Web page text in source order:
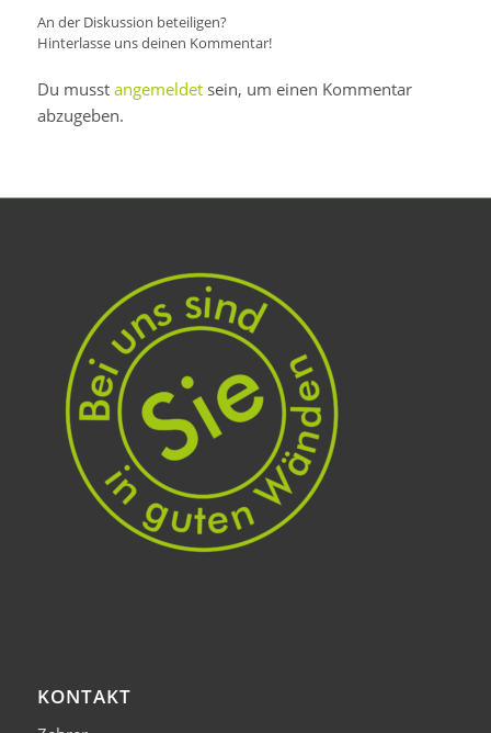
An der Diskussion beteiligen?
Hinterlasse uns deinen Kommentar!
Du musst angemeldetsein, um einen Kommentar
abzugeben.
KONTAKT